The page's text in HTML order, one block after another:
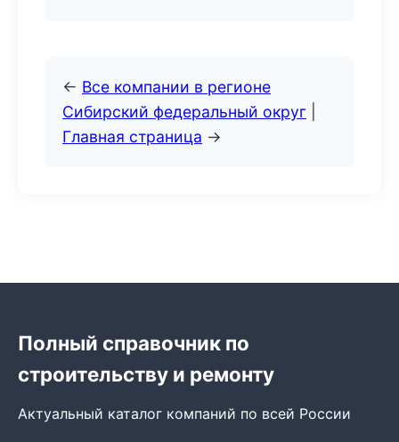
← Все компании в регионе
Сибирский федеральный округ
Главная страница →
Полный справочник по
строительству и ремонту
Актуальный каталог компаний по всей России